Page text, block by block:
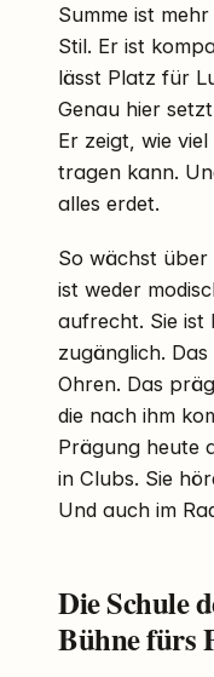
Summe ist
Stil. Er ist
lässt Platz für
Genau hier
Er zeigt, wie
tragen kann.
alles erdet.
So wächst über
ist weder
aufrecht. Sie ist
zugänglich.
Ohren. Das
die nach ihm
Prägung heute
in Clubs. Sie
Und auch im
Die Schule
Bühne fürs